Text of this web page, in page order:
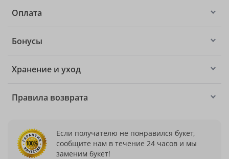
Оплата
Бонусы
Хранение и уход
Правила возврата
Если получателю не понравился букет,
сообщите нам в течение 24 часов и мы
заменим букет!